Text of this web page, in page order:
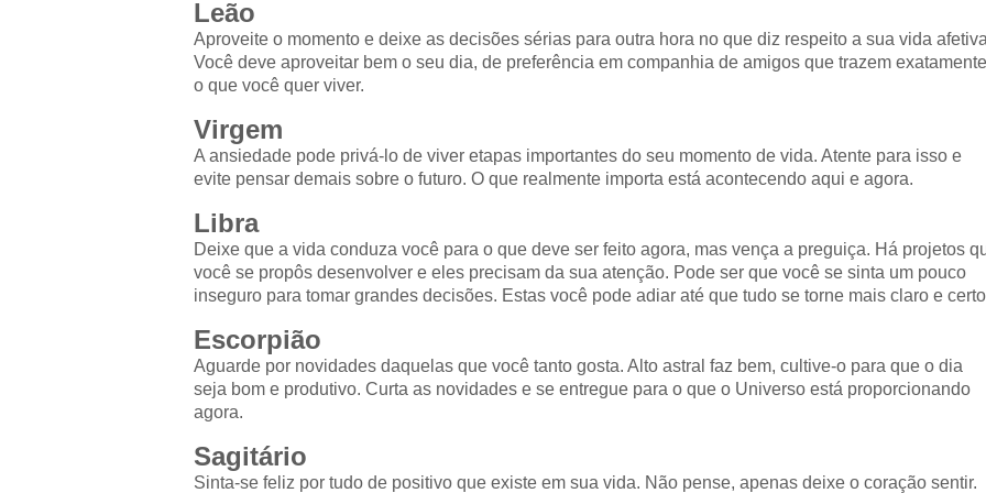
Leão
Aproveite o momento e deixe as decisões sérias para outra hora no que diz respeito a sua vida
Você deve aproveitar bem o seu dia, de preferência em companhia de amigos que trazem exatamente
o que você quer viver.
Virgem
A ansiedade pode privá-lo de viver etapas importantes do seu momento de vida. Atente para isso e
evite pensar demais sobre o futuro. O que realmente importa está acontecendo aqui e agora.
Libra
Deixe que a vida conduza você para o que deve ser feito agora, mas vença a preguiça. Há projetos
você se propôs desenvolver e eles precisam da sua atenção. Pode ser que você se sinta um pouco
inseguro para tomar grandes decisões. Estas você pode adiar até que tudo se torne mais claro e
Escorpião
Aguarde por novidades daquelas que você tanto gosta. Alto astral faz bem, cultive-o para que o dia
seja bom e produtivo. Curta as novidades e se entregue para o que o Universo está proporcionando
agora.
Sagitário
Sinta-se feliz por tudo de positivo que existe em sua vida. Não pense, apenas deixe o coração sentir.